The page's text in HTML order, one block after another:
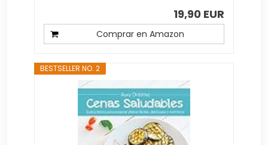
19,90 EUR
Comprar en Amazon
BESTSELLER NO. 2